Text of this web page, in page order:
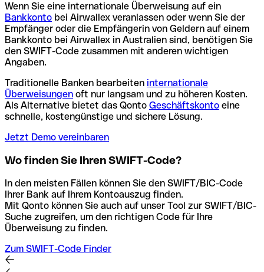
Wenn Sie eine internationale Überweisung auf ein
Bankkonto bei Airwallex veranlassen oder wenn Sie der
Empfänger oder die Empfängerin von Geldern auf einem
Bankkonto bei Airwallex in Australien sind, benötigen Sie
den SWIFT-Code zusammen mit anderen wichtigen
Angaben.
Traditionelle Banken bearbeiten internationale
Überweisungen oft nur langsam und zu höheren Kosten.
Als Alternative bietet das Qonto Geschäftskonto eine
schnelle, kostengünstige und sichere Lösung.
Jetzt Demo vereinbaren
Wo finden Sie Ihren SWIFT-Code?
In den meisten Fällen können Sie den SWIFT/BIC-Code
Ihrer Bank auf Ihrem Kontoauszug finden.
Mit Qonto können Sie auch auf unser Tool zur SWIFT/BIC-
Suche zugreifen, um den richtigen Code für Ihre
Überweisung zu finden.
Zum SWIFT-Code Finder